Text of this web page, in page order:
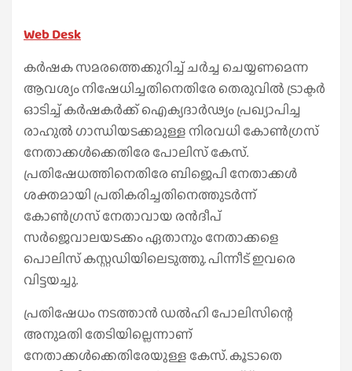
Web Desk
കര്‍ഷക സമരത്തെക്കുറിച്ച്‌ ചര്‍ച്ച ചെയ്യണമെന്ന
ആവശ്യം നിഷേധിച്ചതിനെതിരേ തെരുവില്‍ ട്രാക്ടര്‍
ഓടിച്ച്‌ കര്‍ഷകര്‍ക്ക് ഐക്യദാര്‍ഢ്യം പ്രഖ്യാപിച്ച
രാഹുല്‍ ഗാന്ധിയടക്കമുള്ള നിരവധി കോണ്‍ഗ്രസ്
നേതാക്കള്‍ക്കെതിരേ പോലിസ് കേസ്.
പ്രതിഷേധത്തിനെതിരേ ബിജെപി നേതാക്കള്‍
ശക്തമായി പ്രതികരിച്ചതിനെത്തുടര്‍ന്ന്
കോണ്‍ഗ്രസ് നേതാവായ രന്‍ദീപ്
സര്‍ജെവാലയടക്കം ഏതാനും നേതാക്കളെ
പൊലിസ് കസ്റ്റഡിയിലെടുത്തു. പിന്നീട് ഇവരെ
വിട്ടയച്ചു.
പ്രതിഷേധം നടത്താന്‍ ഡല്‍ഹി പോലിസിന്റെ
അനുമതി തേടിയില്ലെന്നാണ്
നേതാക്കള്‍ക്കെതിരേയുള്ള കേസ്. കൂടാതെ